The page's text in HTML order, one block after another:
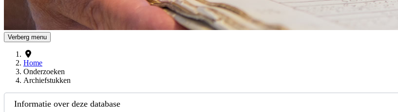
Verberg menu
Home
Onderzoeken
Archiefstukken
Informatie over deze database